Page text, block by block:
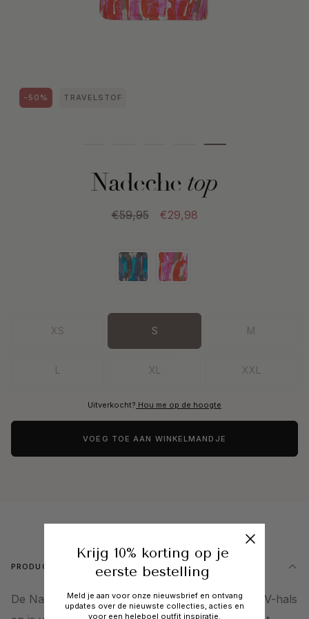
Nadechetop
€59,95 €29,98
-50% TRAVELSTOF
XS S M
L XL XXL
Uitverkocht? Hou me op de hoogte
VOEG TOE AAN WINKELMANDJE
PRODUCTOMSCHRIJVING
De Nadeche top heeft een recht model met een V-hals
Krijg 10% korting op je
eerste bestelling
Meld je aan voor onze nieuwsbrief en ontvang
updates over de nieuwste collecties, acties en
voor een heleboel outfit inspiratie.